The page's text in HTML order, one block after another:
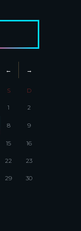
S D
1 2
8 9
15 16
22 23
29 30